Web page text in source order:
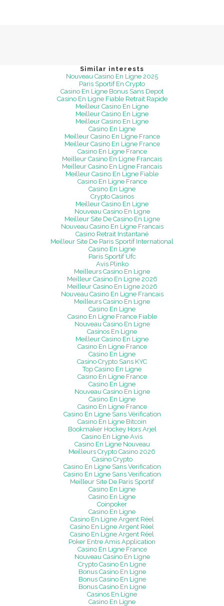
Similar interests
Nouveau Casino En Ligne 2025
Paris Sportif En Crypto
Casino En Ligne Bonus Sans Depot
Casino En Ligne Fiable Retrait Rapide
Meilleur Casino En Ligne
Meilleur Casino En Ligne
Meilleur Casino En Ligne
Casino En Ligne
Meilleur Casino En Ligne France
Meilleur Casino En Ligne France
Casino En Ligne France
Meilleur Casino En Ligne Francais
Meilleur Casino En Ligne Francais
Meilleur Casino En Ligne Fiable
Casino En Ligne France
Casino En Ligne
Crypto Casinos
Meilleur Casino En Ligne
Nouveau Casino En Ligne
Meilleur Site De Casino En Ligne
Nouveau Casino En Ligne Francais
Casino Retrait Instantané
Meilleur Site De Paris Sportif International
Casino En Ligne
Paris Sportif Ufc
Avis Plinko
Meilleurs Casino En Ligne
Meilleur Casino En Ligne 2026
Meilleur Casino En Ligne 2026
Nouveau Casino En Ligne Francais
Meilleurs Casino En Ligne
Casino En Ligne
Casino En Ligne France Fiable
Nouveau Casino En Ligne
Casinos En Ligne
Meilleur Casino En Ligne
Casino En Ligne France
Casino En Ligne
Casino Crypto Sans KYC
Top Casino En Ligne
Casino En Ligne France
Casino En Ligne
Nouveau Casino En Ligne
Casino En Ligne
Casino En Ligne France
Casino En Ligne Sans Vérification
Casino En Ligne Bitcoin
Bookmaker Hockey Hors Arjel
Casino En Ligne Avis
Casino En Ligne Nouveau
Meilleurs Crypto Casino 2026
Casino Crypto
Casino En Ligne Sans Verification
Casino En Ligne Sans Verification
Meilleur Site De Paris Sportif
Casino En Ligne
Casino En Ligne
Coinpoker
Casino En Ligne
Casino En Ligne Argent Réel
Casino En Ligne Argent Réel
Casino En Ligne Argent Réel
Poker Entre Amis Application
Casino En Ligne France
Nouveau Casino En Ligne
Crypto Casino En Ligne
Bonus Casino En Ligne
Bonus Casino En Ligne
Bonus Casino En Ligne
Casinos En Ligne
Casino En Ligne